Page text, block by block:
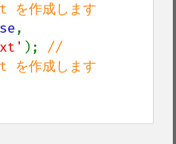
); //
作成します